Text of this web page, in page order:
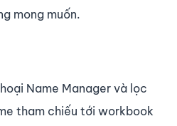
mong muốn.
Name Manager và lọc
tham chiếu tới workbook